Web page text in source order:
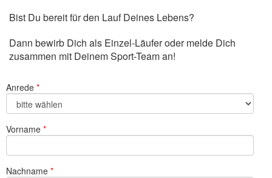
Bist Du bereit für den Lauf Deines Lebens?
Dann bewirb Dich als Einzel-Läufer oder melde Dich
zusammen mit Deinem Sport-Team an!
Anrede
Vorname
Nachname